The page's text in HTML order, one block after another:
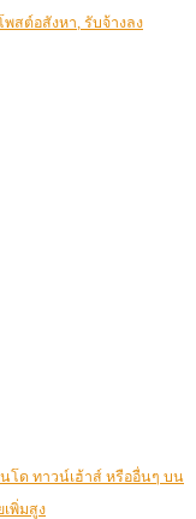
สต์อสังหา, รับจ้างลง
โด ทาวน์เฮ้าส์ หรืออื่นๆ บน
เพิ่มสูง